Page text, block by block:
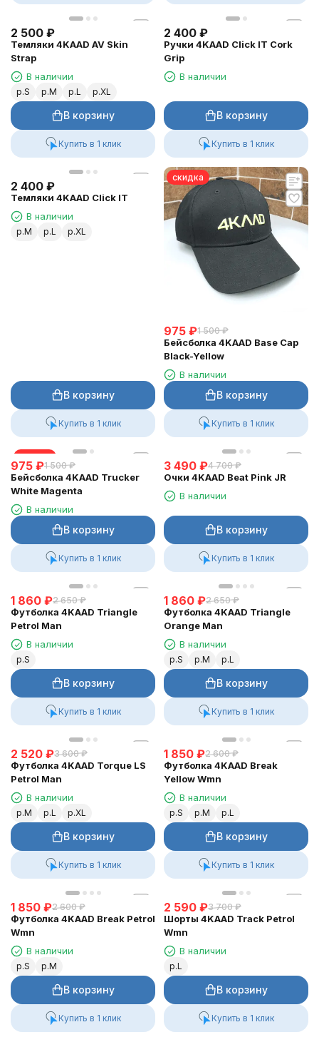
2 500 ₽
Темляки 4KAAD AV Skin
Strap
В наличии
р.S р.M р.L р.XL
В корзину
Купить в 1 клик
2 400 ₽
Ручки 4KAAD Click IT Cork
Grip
В наличии
В корзину
Купить в 1 клик
2 400 ₽
Темляки 4KAAD Click IT
В наличии
р.M р.L р.XL
В корзину
Купить в 1 клик
скидка
975 ₽1 500 ₽
Бейсболка 4KAAD Base Cap
Black-Yellow
В наличии
В корзину
Купить в 1 клик
скидка
975 ₽1 500 ₽
Бейсболка 4KAAD Trucker
White Magenta
В наличии
В корзину
Купить в 1 клик
3 490 ₽4 700 ₽
Очки 4KAAD Beat Pink JR
В наличии
В корзину
Купить в 1 клик
1 860 ₽2 650 ₽
Футболка 4KAAD Triangle
Petrol Man
В наличии
р.S
В корзину
Купить в 1 клик
1 860 ₽2 650 ₽
Футболка 4KAAD Triangle
Orange Man
В наличии
р.S р.M р.L
В корзину
Купить в 1 клик
2 520 ₽3 600 ₽
Футболка 4KAAD Torque LS
Petrol Man
В наличии
р.M р.L р.XL
В корзину
Купить в 1 клик
1 850 ₽2 600 ₽
Футболка 4KAAD Break
Yellow Wmn
В наличии
р.S р.M р.L
В корзину
Купить в 1 клик
1 850 ₽2 600 ₽
Футболка 4KAAD Break Petrol
Wmn
В наличии
р.S р.M
В корзину
Купить в 1 клик
2 590 ₽3 700 ₽
Шорты 4KAAD Track Petrol
Wmn
В наличии
р.L
В корзину
Купить в 1 клик